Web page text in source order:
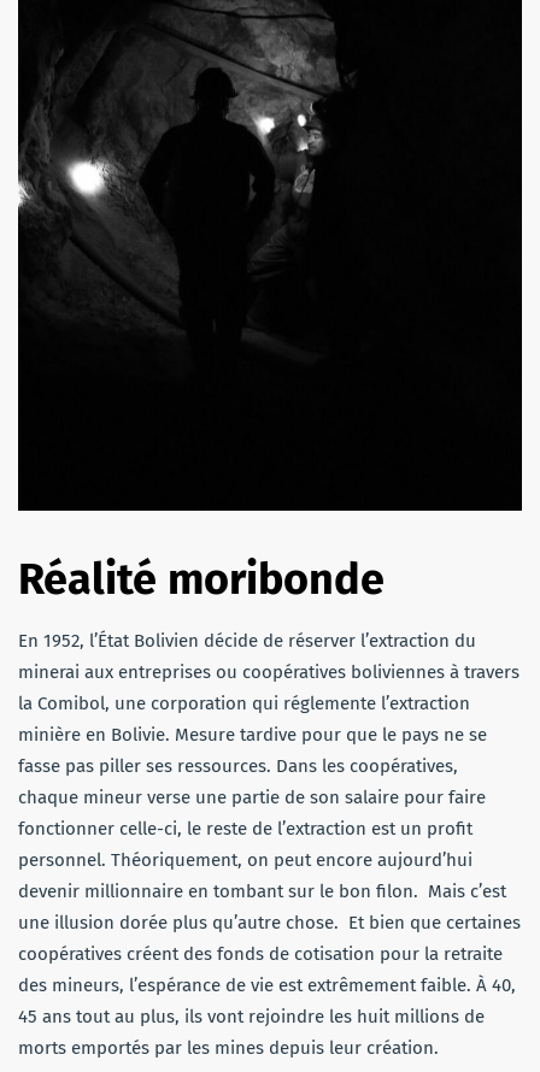
Réalité moribonde
En 1952, l’État Bolivien décide de réserver l’extraction du
minerai aux entreprises ou coopératives boliviennes à travers
la Comibol, une corporation qui réglemente l’extraction
minière en Bolivie. Mesure tardive pour que le pays ne se
fasse pas piller ses ressources. Dans les coopératives,
chaque mineur verse une partie de son salaire pour faire
fonctionner celle-ci, le reste de l’extraction est un profit
personnel. Théoriquement, on peut encore aujourd’hui
devenir millionnaire en tombant sur le bon filon. Mais c’est
une illusion dorée plus qu’autre chose. Et bien que certaines
coopératives créent des fonds de cotisation pour la retraite
des mineurs, l’espérance de vie est extrêmement faible. À 40,
45 ans tout au plus, ils vont rejoindre les huit millions de
morts emportés par les mines depuis leur création.